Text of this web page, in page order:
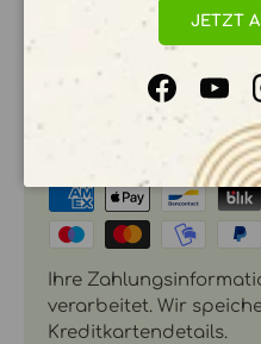
BESCHREIBUNG
Ihre
verarbeitet. Wir
Kreditkartendetails.
JETZT
Facebook